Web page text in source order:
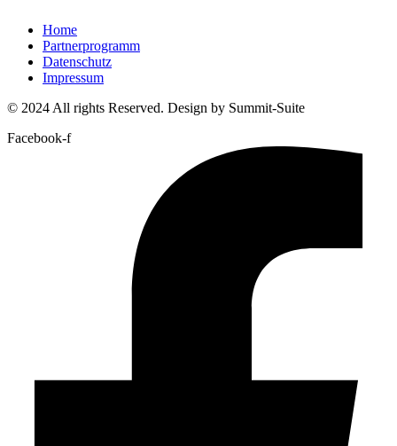
Home
Partnerprogramm
Datenschutz
Impressum
© 2024 All rights Reserved. Design by Summit-Suite
Facebook-f